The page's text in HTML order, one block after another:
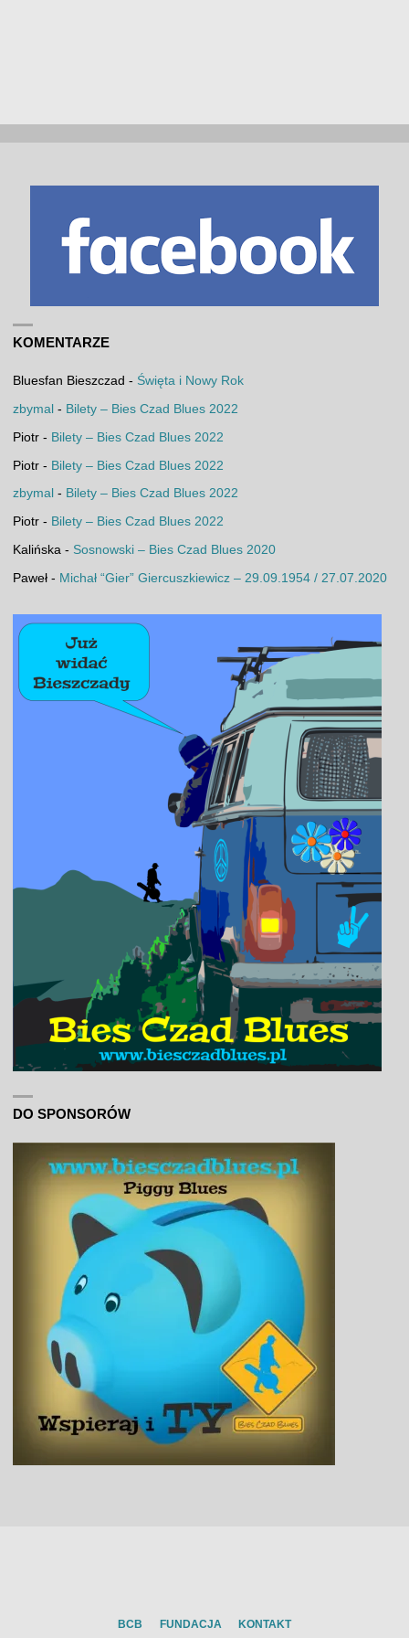
KOMENTARZE
Bluesfan Bieszczad - Święta i Nowy Rok
zbymal - Bilety – Bies Czad Blues 2022
Piotr- Bilety – Bies Czad Blues 2022
Piotr- Bilety – Bies Czad Blues 2022
zbymal - Bilety – Bies Czad Blues 2022
Piotr- Bilety – Bies Czad Blues 2022
Kalińska - Sosnowski – Bies Czad Blues 2020
Paweł- Michał “Gier” Giercuszkiewicz – 29.09.1954 / 27.07.2020
DO SPONSORÓW
BCB FUNDACJA KONTAKT